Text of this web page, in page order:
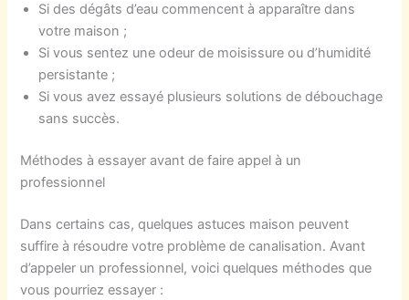
Si des dégâts d’eau commencent à apparaître dans
votre maison ;
Si vous sentez une odeur de moisissure ou d’humidité
persistante ;
Si vous avez essayé plusieurs solutions de débouchage
sans succès.
Méthodes à essayer avant de faire appel à un
professionnel
Dans certains cas, quelques astuces maison peuvent
suffire à résoudre votre problème de canalisation. Avant
d’appeler un professionnel, voici quelques méthodes que
vous pourriez essayer :